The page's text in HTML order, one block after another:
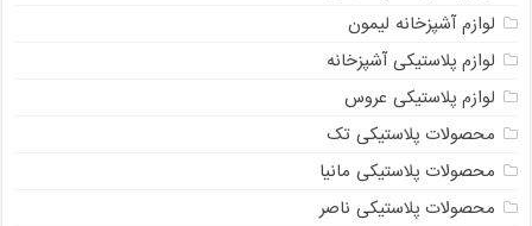
لوازم آشپزخانه لیمون
لوازم پلاستیکی آشپزخانه
لوازم پلاستیکی عروس
محصولات پلاستیکی تک
محصولات پلاستیکی مانیا
محصولات پلاستیکی ناصر